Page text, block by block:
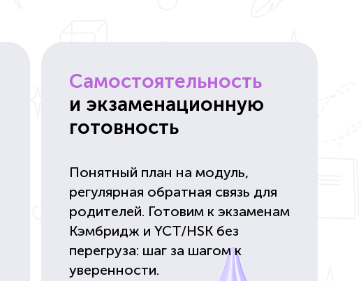
Самостоятельность
и экзаменационную
готовность
Понятный план на модуль,
регулярная обратная связь для
родителей. Готовим к экзаменам
Кэмбридж и YCT/HSK без
перегруза: шаг за шагом к
уверенности.